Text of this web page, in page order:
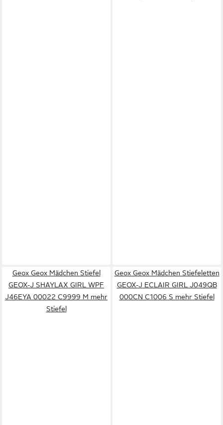
Geox Geox Mädchen Stiefel
GEOX-J SHAYLAX GIRL WPF
J46EYA 00022 C9999 M mehr
Stiefel
Geox Geox Mädchen Stiefeletten
GEOX-J ECLAIR GIRL J049QB
000CN C1006 S mehr Stiefel